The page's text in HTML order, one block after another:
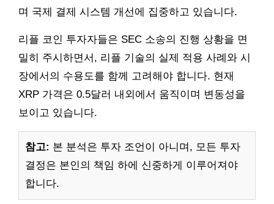
며 국제 결제 시스템 개선에 집중하고 있습니다.
리플 코인 투자자들은 SEC 소송의 진행 상황을 면
밀히 주시하면서, 리플 기술의 실제 적용 사례와 시
장에서의 수용도를 함께 고려해야 합니다. 현재
XRP 가격은 0.5달러 내외에서 움직이며 변동성을
보이고 있습니다.
참고: 본 분석은 투자 조언이 아니며, 모든 투자
결정은 본인의 책임 하에 신중하게 이루어져야
합니다.